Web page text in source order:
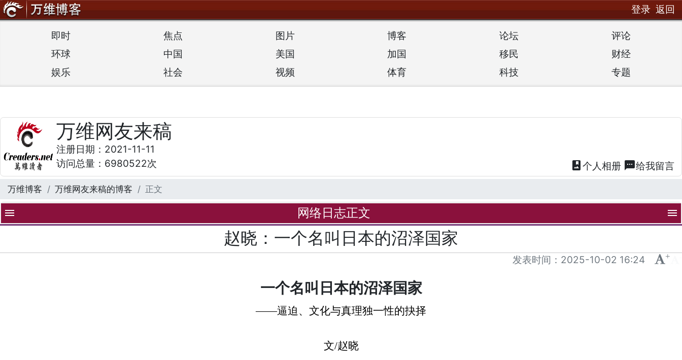
登录 返回
即时 焦点 图片 博客 论坛
评论
环球
中国 美国 加国 移民
财经
娱乐
社会 视频 体育 科技 专题
万维网友来稿
注册日期：2021-11-11
访问总量：6980522次
photo_album 个人相册 textsms给我留言
万维博客 万维网友来稿的博客 正文
menu 网络日志正文 menu
赵晓：一个名叫日本的沼泽国家
发表时间： 2025-10-02 16:24 +
一个名叫日本的沼泽国家
——逼迫、文化与真理独一性的抉择
文/赵晓